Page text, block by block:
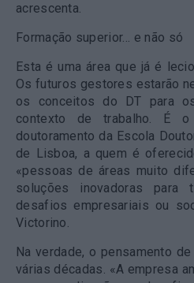
acrescenta.
Formação superior… e não só
Esta é uma área que já é
Os futuros gestores estarão
os conceitos do DT para
contexto de trabalho. É
doutoramento da Escola
de Lisboa, a quem é
«pessoas de áreas muito
soluções inovadoras para
desafios empresariais ou
Victorino.
Na verdade, o pensamento
várias décadas. «A empresa